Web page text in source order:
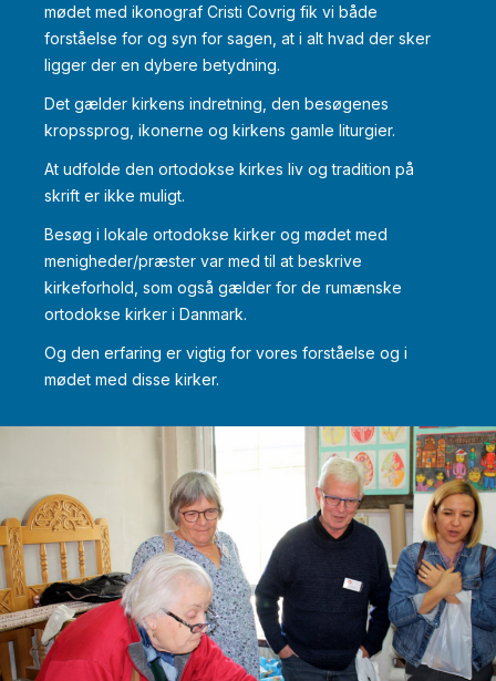
mødet med ikonograf Cristi Covrig fik vi både
forståelse for og syn for sagen, at i alt hvad der sker
ligger der en dybere betydning.
Det gælder kirkens indretning, den besøgenes
kropssprog, ikonerne og kirkens gamle liturgier.
At udfolde den ortodokse kirkes liv og tradition på
skrift er ikke muligt.
Besøg i lokale ortodokse kirker og mødet med
menigheder/præster var med til at beskrive
kirkeforhold, som også gælder for de rumænske
ortodokse kirker i Danmark.
Og den erfaring er vigtig for vores forståelse og i
mødet med disse kirker.